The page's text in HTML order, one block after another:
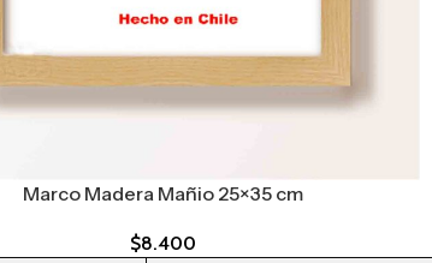
Marco Madera Mañio 25×35 cm
$8.400